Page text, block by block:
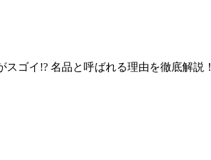
ゴイ!? 名品と呼ばれる理由を徹底解説！